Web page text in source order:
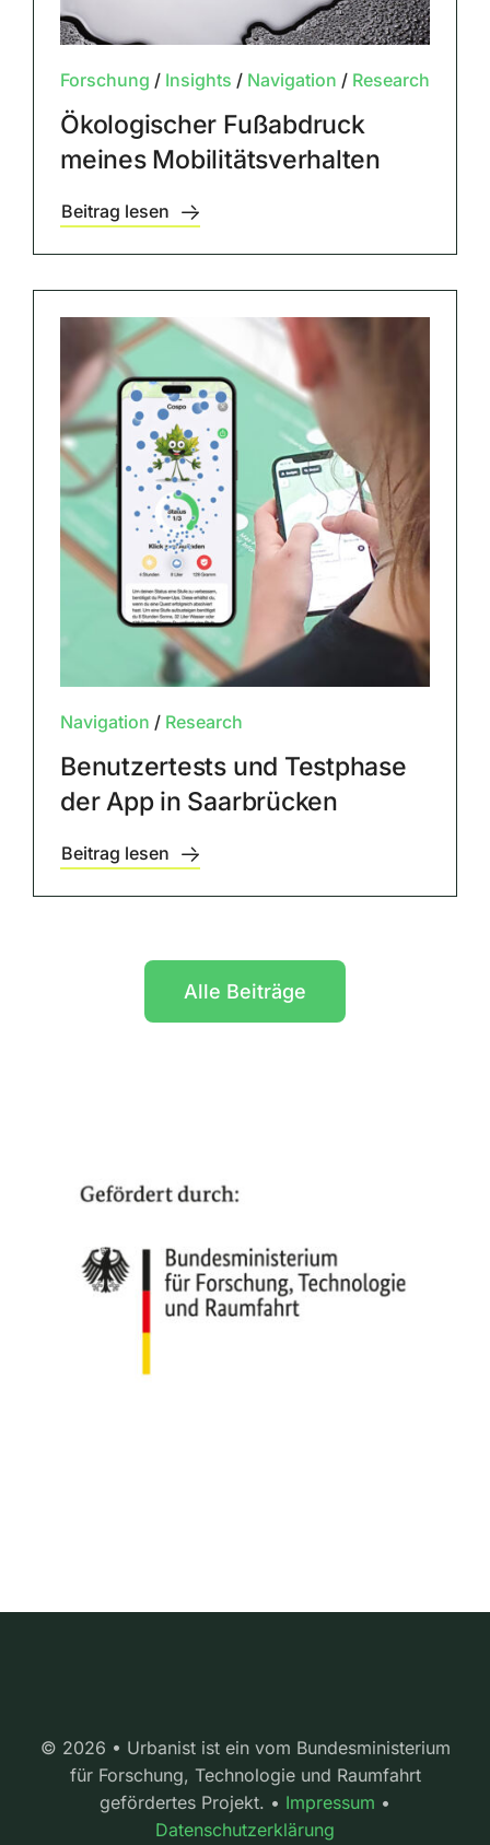
Forschung / Insights / Navigation / Research
Ökologischer Fußabdruck
meines Mobilitätsverhalten
Beitrag lesen
Navigation / Research
Benutzertests und Testphase
der App in Saarbrücken
Beitrag lesen
Alle Beiträge
© 2026 • Urbanist ist ein vom Bundesministerium
für Forschung, Technologie und Raumfahrt
gefördertes Projekt. • Impressum •
Datenschutzerklärung